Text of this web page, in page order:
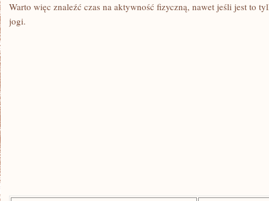
Warto więc znaleźć czas na aktywność fizyczną, nawet jeśli jest to
‌jogi.